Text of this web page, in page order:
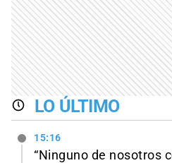
LO ÚLTIMO
15:16
“Ninguno de nosotros